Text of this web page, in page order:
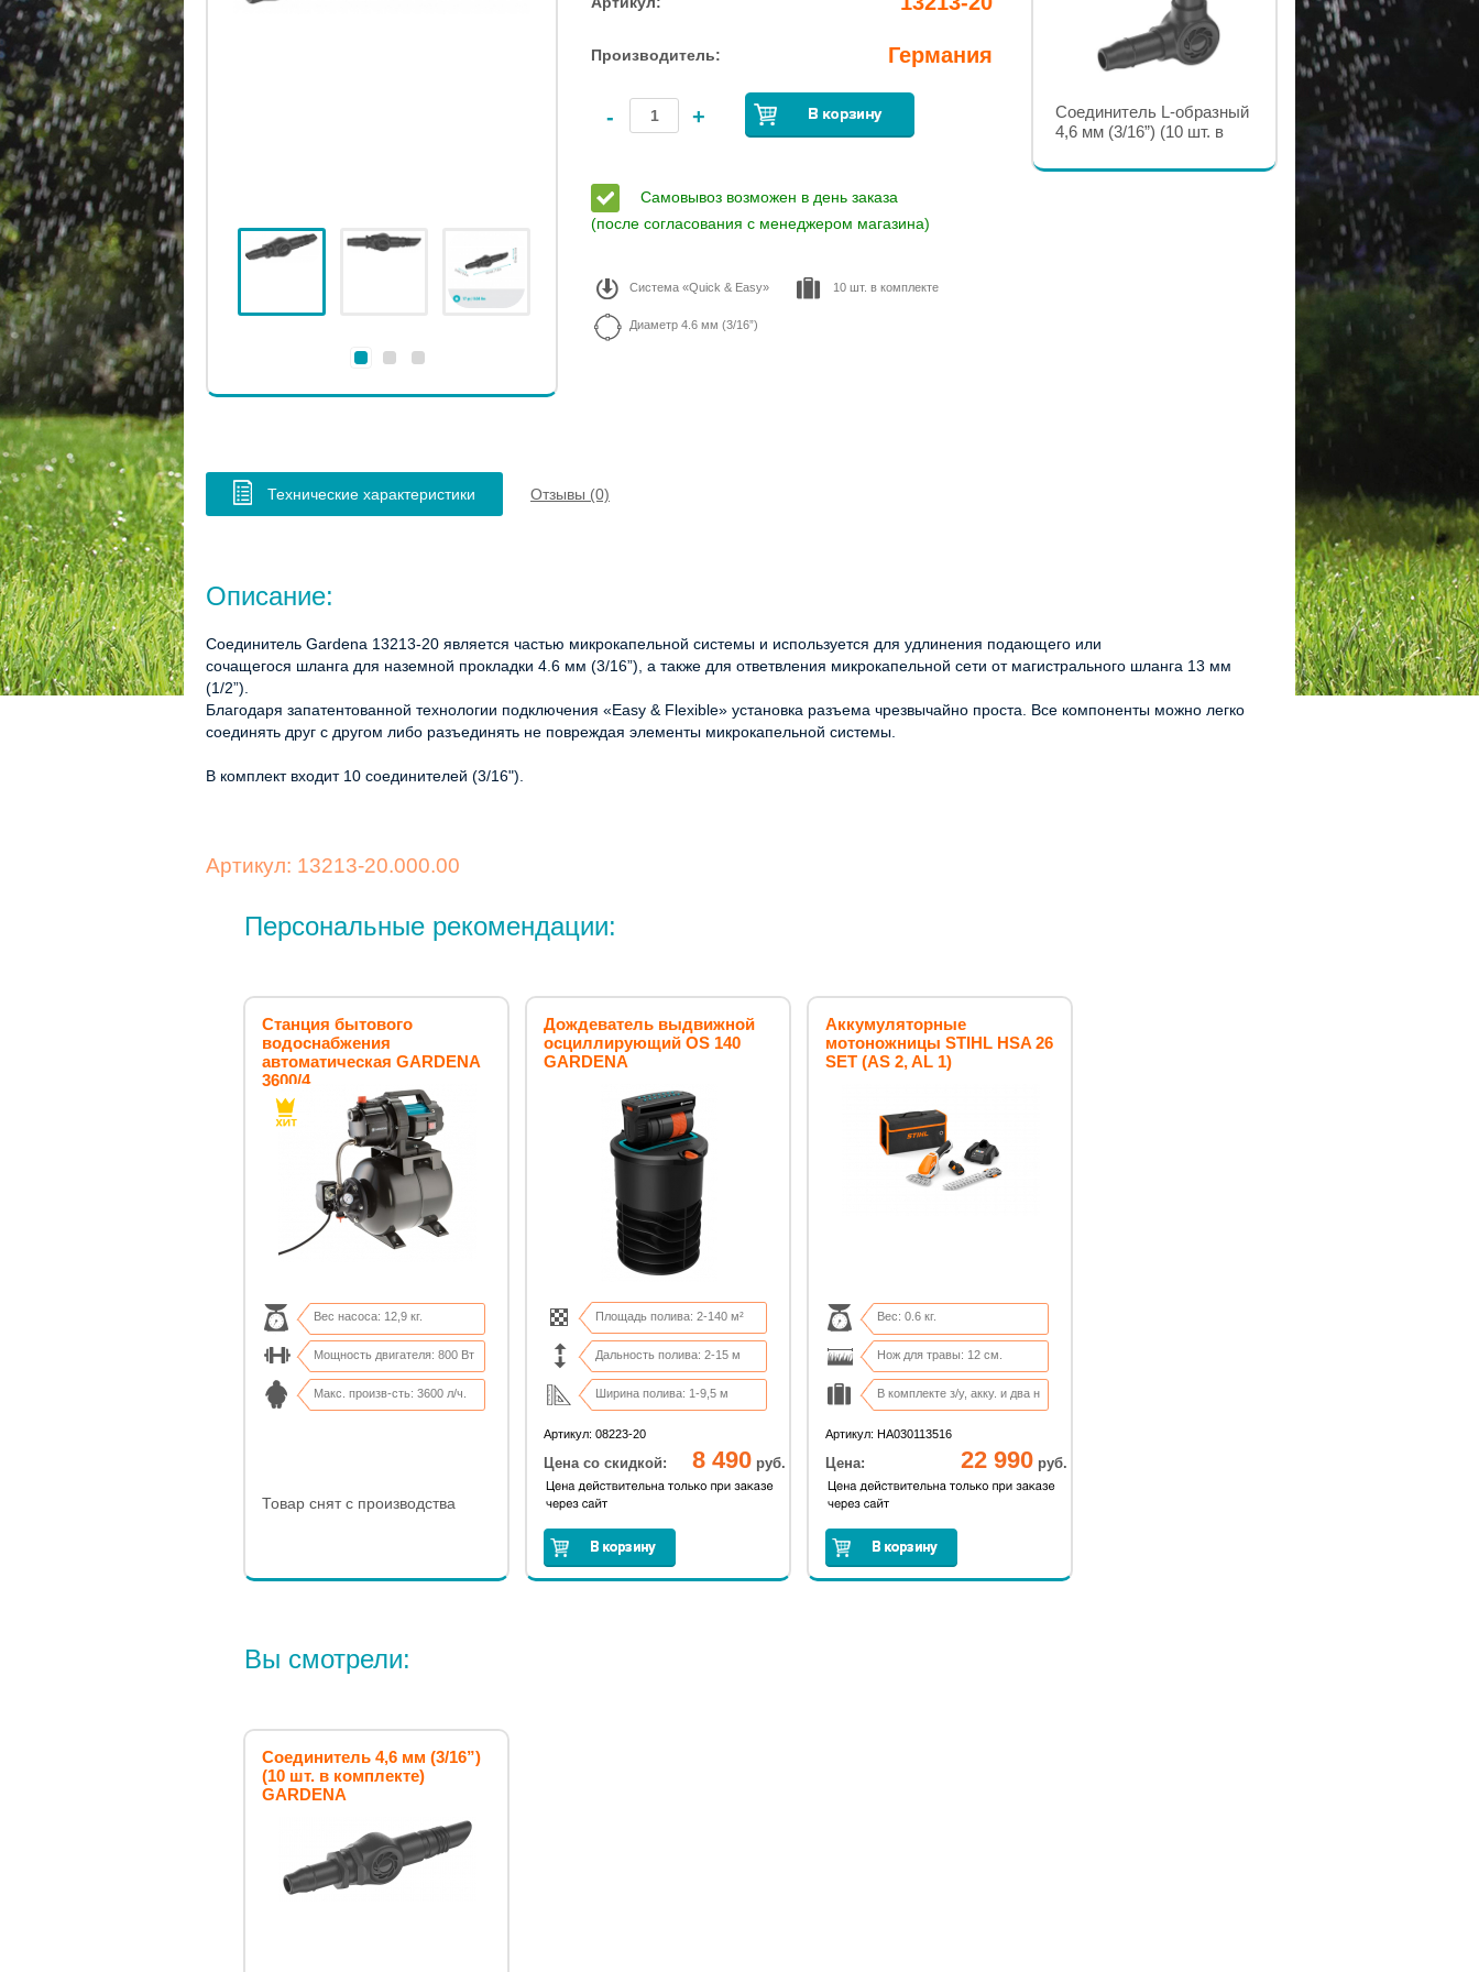
Производитель: Германия
- +
Самовывоз возможен в день заказа
(после согласования с менеджером магазина)
Система «Quick & Easy» 10 шт. в комплекте
Диаметр 4.6 мм (3/16”)
Соединитель Т-образный
4,6 мм (3/16”) (10 шт. в
Соединитель L-образный
4,6 мм (3/16”) (10 шт. в
Технические характеристики Отзывы (0)
Описание:
Соединитель Gardena 13213-20 является частью микрокапельной системы и используется для удлинения подающего или
сочащегося шланга для наземной прокладки 4.6 мм (3/16”), а также для ответвления микрокапельной сети от магистрального шланга 13 мм
(1/2”).
Благодаря запатентованной технологии подключения «Easy & Flexible» установка разъема чрезвычайно проста. Все компоненты можно легко
соединять друг с другом либо разъединять не повреждая элементы микрокапельной системы.
В комплект входит 10 соединителей (3/16").
Артикул: 13213-20.000.00
Персональные рекомендации:
Станция бытового
водоснабжения
автоматическая GARDENA
3600/4
Вес насоса: 12,9 кг.
Мощность двигателя: 800 Вт
Макс. произв-сть: 3600 л/ч.
Товар снят с производства
Дождеватель выдвижной
осциллирующий OS 140
GARDENA
Площадь полива: 2-140 м²
Дальность полива: 2-15 м
Ширина полива: 1-9,5 м
Соед. резьба: ВР 3/4"
Артикул: 08223-20
Цена со скидкой: 8 490 руб.
Аккумуляторные
мотоножницы STIHL HSA 26
SET (AS 2, AL 1)
Вес: 0.6 кг.
Нож для травы: 12 см.
В комплекте з/у, акку. и два н
Сумка-переноска в комплекте
Артикул: HA030113516
Цена: 22 990 руб.
Вы смотрели:
Соединитель 4,6 мм (3/16”)
(10 шт. в комплекте)
GARDENA